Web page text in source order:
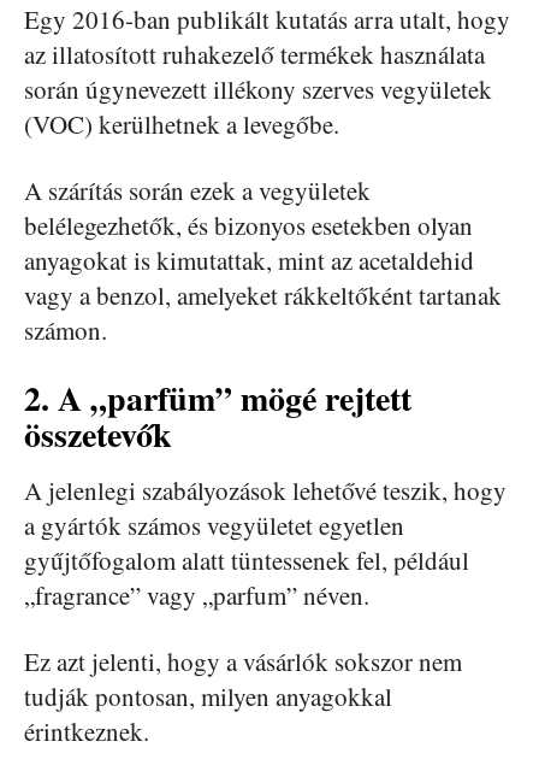
Egy 2016-ban publikált kutatás arra utalt, hogy
az illatosított ruhakezelő termékek használata
során úgynevezett illékony szerves vegyületek
(VOC) kerülhetnek a levegőbe.
A szárítás során ezek a vegyületek
belélegezhetők, és bizonyos esetekben olyan
anyagokat is kimutattak, mint az acetaldehid
vagy a benzol, amelyeket rákkeltőként tartanak
számon.
2. A „parfüm” mögé rejtett
összetevők
A jelenlegi szabályozások lehetővé teszik, hogy
a gyártók számos vegyületet egyetlen
gyűjtőfogalom alatt tüntessenek fel, például
„fragrance” vagy „parfum” néven.
Ez azt jelenti, hogy a vásárlók sokszor nem
tudják pontosan, milyen anyagokkal
érintkeznek.